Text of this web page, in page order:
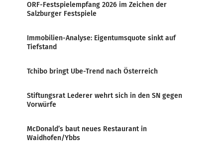
ORF-Festspielempfang 2026 im Zeichen der
Salzburger Festspiele
Immobilien-Analyse: Eigentumsquote sinkt auf
Tiefstand
Tchibo bringt Ube-Trend nach Österreich
Stiftungsrat Lederer wehrt sich in den SN gegen
Vorwürfe
McDonald’s baut neues Restaurant in
Waidhofen/Ybbs